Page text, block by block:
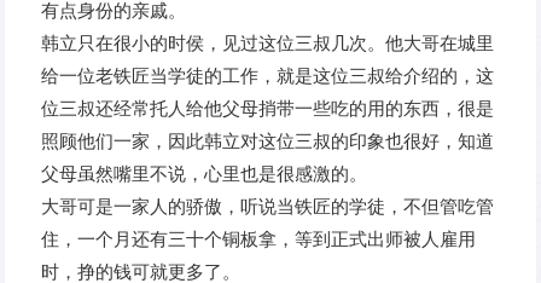
有点身份的亲戚。
韩立只在很小的时侯，见过这位三叔几次。他大哥在城里
给一位老铁匠当学徒的工作，就是这位三叔给介绍的，这
位三叔还经常托人给他父母捎带一些吃的用的东西，很是
照顾他们一家，因此韩立对这位三叔的印象也很好，知道
父母虽然嘴里不说，心里也是很感激的。
大哥可是一家人的骄傲，听说当铁匠的学徒，不但管吃管
住，一个月还有三十个铜板拿，等到正式出师被人雇用
时，挣的钱可就更多了。